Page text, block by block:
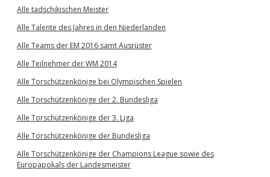
Alle tadschikischen Meister
Alle Talente des Jahres in den Niederlanden
Alle Teams der EM 2016 samt Ausrüster
Alle Teilnehmer der WM 2014
Alle Torschützenkönige bei Olympischen Spielen
Alle Torschützenkönige der 2. Bundesliga
Alle Torschützenkönige der 3. Liga
Alle Torschützenkönige der Bundesliga
Alle Torschützenkönige der Champions League sowie des
Europapokals der Landesmeister